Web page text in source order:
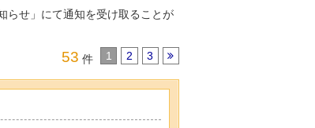
らせ」にて通知を受け取ることが
53 件 1 2 3